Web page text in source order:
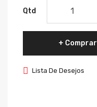
Qtd
Comprar
Lista De Desejos